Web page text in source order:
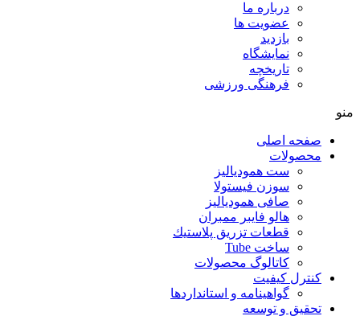
درباره ما
عضویت ها
بازدید
نمایشگاه
تاريخچه
فرهنگی ورزشی
منو
صفحه اصلی
محصولات
ست همودیالیز
سوزن فیستولا
صافی همودیالیز
هالو فایبر ممبران
قطعات تزريق پلاستيك
ساخت Tube
کاتالوگ محصولات
کنترل کیفیت
گواهينامه و استانداردها
تحقيق و توسعه